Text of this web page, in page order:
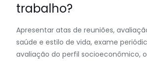
trabalho?
Apresentar atas de reuniões,
saúde e estilo de vida, exame
avaliação do perfil socioeconômico,